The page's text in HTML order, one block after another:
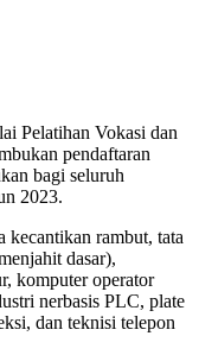
Pelatihan Vokasi dan
pendaftaran
bagi seluruh
2023.
kecantikan rambut, tata
dasar),
komputer operator
nerbasis PLC, plate
dan teknisi telepon